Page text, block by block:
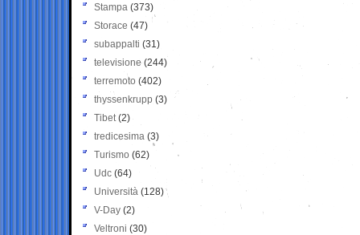
Stampa (373)
Storace (47)
subappalti (31)
televisione(244)
terremoto (402)
thyssenkrupp (3)
Tibet(2)
tredicesima (3)
Turismo (62)
Udc (64)
Università (128)
V-Day (2)
Veltroni (30)